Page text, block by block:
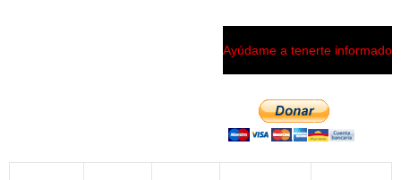
Ayúdame a tenerte informado